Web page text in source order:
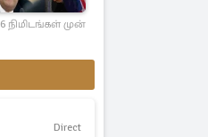
6 நிமிடங்கள் முன்
Direct